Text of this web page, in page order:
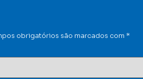
obrigatórios são marcados com *